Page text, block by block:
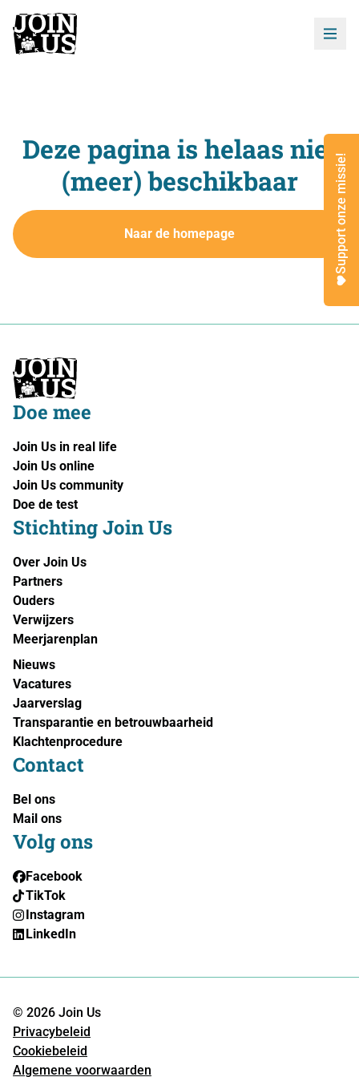
Support onze missie!
Deze pagina is helaas niet
(meer) beschikbaar
Naar de homepage
Doe mee
Join Us in real life
Join Us online
Join Us community
Doe de test
Stichting Join Us
Over Join Us
Partners
Ouders
Verwijzers
Meerjarenplan
Nieuws
Vacatures
Jaarverslag
Transparantie en betrouwbaarheid
Klachtenprocedure
Contact
Bel ons
Mail ons
Volg ons
Facebook
TikTok
Instagram
LinkedIn
© 2026 Join Us
Privacybeleid
Cookiebeleid
Algemene voorwaarden